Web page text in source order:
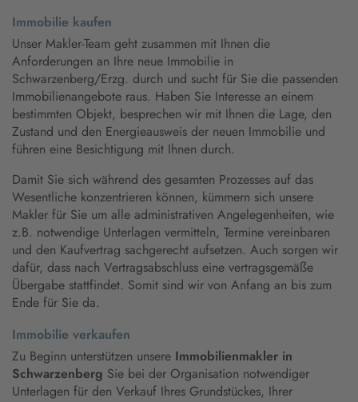
Immobilie kaufen
Unser Makler-Team geht zusammen mit Ihnen die
Anforderungen an Ihre neue Immobilie in
Schwarzenberg/Erzg. durch und sucht für Sie die passenden
Immobilienangebote raus. Haben Sie Interesse an einem
bestimmten Objekt, besprechen wir mit Ihnen die Lage, den
Zustand und den Energieausweis der neuen Immobilie und
führen eine Besichtigung mit Ihnen durch.
Damit Sie sich während des gesamten Prozesses auf das
Wesentliche konzentrieren können, kümmern sich unsere
Makler für Sie um alle administrativen Angelegenheiten, wie
z.B. notwendige Unterlagen vermitteln, Termine vereinbaren
und den Kaufvertrag sachgerecht aufsetzen. Auch sorgen wir
dafür, dass nach Vertragsabschluss eine vertragsgemäße
Übergabe stattfindet. Somit sind wir von Anfang an bis zum
Ende für Sie da.
Immobilie verkaufen
Zu Beginn unterstützen unsere Immobilienmakler in
Schwarzenberg Sie bei der Organisation notwendiger
Unterlagen für den Verkauf Ihres Grundstückes, Ihrer